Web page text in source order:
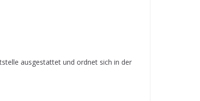
ausgestattet und ordnet sich in der